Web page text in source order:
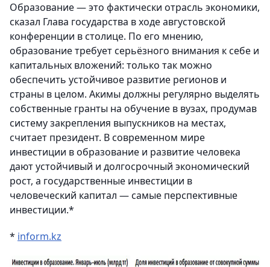
Образование — это фактически отрасль экономики,
сказал Глава государства в ходе августовской
конференции в столице. По его мнению,
образование требует серьёзного внимания к себе и
капитальных вложений: только так можно
обеспечить устойчивое развитие регионов и
страны в целом. Акимы должны регулярно выделять
собственные гранты на обучение в вузах, продумав
систему закрепления выпускников на местах,
считает президент. В современном мире
инвестиции в образование и развитие человека
дают устойчивый и долгосрочный экономический
рост, а государственные инвестиции в
человеческий капитал — самые перспективные
инвестиции.*
* inform.kz